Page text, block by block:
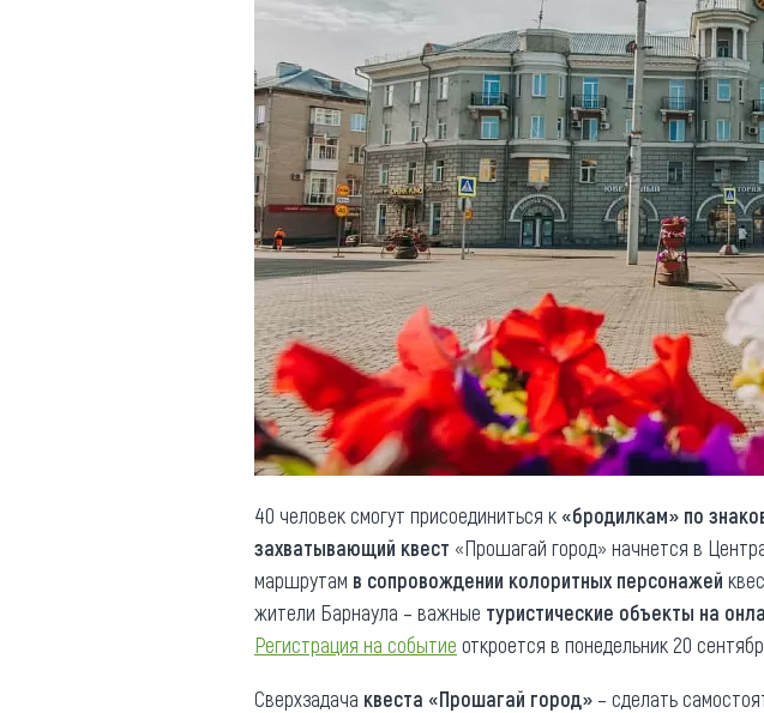
Другие рубрики
Реестр туроператоров
Реестр туристических
агентств Алтайского края
Обращения граждан
Противодействие коррупции
40 человек смогут присоединиться к «бродилкам» по
захватывающий квест «Прошагай город» начнется в
маршрутам в сопровождении колоритных персонажей
жители Барнаула – важные туристические объекты на
Регистрация на событие откроется в понедельник 20
Сверхзадача квеста «Прошагай город» – сделать